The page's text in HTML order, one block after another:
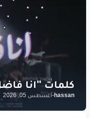
hassan
-أغسطس 05, 2026